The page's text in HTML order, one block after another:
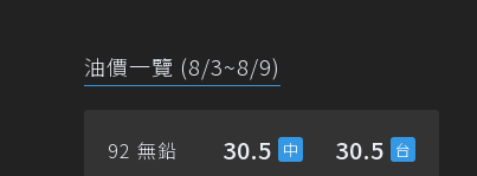
油價一覽 (8/3~8/9)
92 無鉛 30.5 30.5